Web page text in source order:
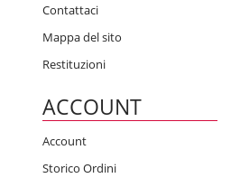
Contattaci
Mappa del sito
Restituzioni
ACCOUNT
Account
Storico Ordini